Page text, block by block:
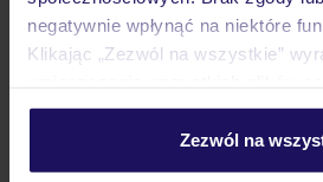
negatywnie wpłynąć na niektóre
Klikając „Zezwól na wszystkie”
personalizować swój wybór
Szczegółowe informacje o plikach
Zezwól na
Ważne informacje